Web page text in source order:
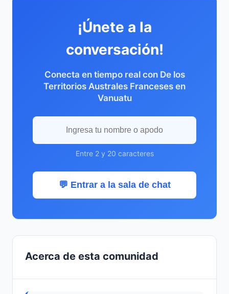
¡Únete a la
conversación!
Conecta en tiempo real con De los
Territorios Australes Franceses en
Vanuatu
Entre 2 y 20 caracteres
💬 Entrar a la sala de chat
Acerca de esta comunidad